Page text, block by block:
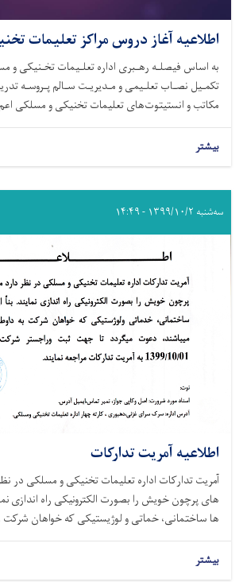
اطلاعیه آغاز دروس مراکز تعلیمات
به اساس فیصلـه رهـبری اداره تعلـیمات تخـنیکی و
تکمـیل نصـاب‌ تعلـیمی و مـدیریـت سـالم پـروسـه
مکاتب و انستیتوت‌های تعلیمات تخنیکی و مسلکی
بیشتر
سه‌شنبه ۱۳۹۹/۱۰/۲ - ۱۴:۴۹
اطلاعیه آمریت تدارکات
آمریت تدارکات اداره تعلیمات تخنیکی و مسلکی در
های پرچون خویش را بصورت الکترونیکی راه اندازی
ها ساختمانی، خماتی و لوژیستیکی که خواهان شرکت
بیشتر